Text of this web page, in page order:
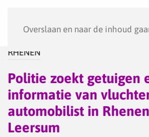
Overslaan en naar de inhoud
RHENEN
Politie zoekt getuigen
informatie van
automobilist in
Leersum